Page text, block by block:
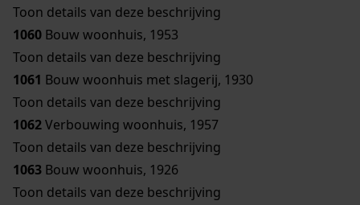
Toon details van deze beschrijving
1060 Bouw woonhuis, 1953
Toon details van deze beschrijving
1061 Bouw woonhuis met slagerij, 1930
Toon details van deze beschrijving
1062Verbouwing woonhuis, 1957
Toon details van deze beschrijving
1063 Bouw woonhuis, 1926
Toon details van deze beschrijving